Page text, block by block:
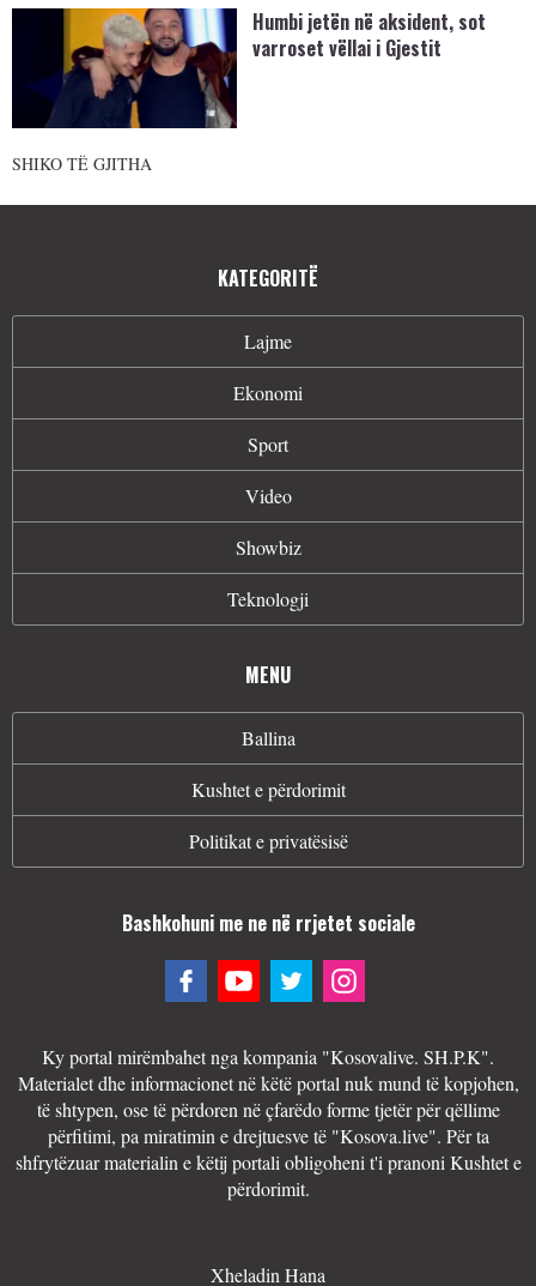
Humbi jetën në aksident, sot
varroset vëllai i Gjestit
SHIKO TË GJITHA
KATEGORITË
Lajme
Ekonomi
Sport
Video
Showbiz
Teknologji
MENU
Ballina
Kushtet e përdorimit
Politikat e privatësisë
Bashkohuni me ne në rrjetet sociale
Ky portal mirëmbahet nga kompania "Kosovalive. SH.P.K".
Materialet dhe informacionet në këtë portal nuk mund të kopjohen,
të shtypen, ose të përdoren në çfarëdo forme tjetër për qëllime
përfitimi, pa miratimin e drejtuesve të "Kosova.live". Për ta
shfrytëzuar materialin e këtij portali obligoheni t'i pranoni Kushtet e
përdorimit.
Xheladin Hana